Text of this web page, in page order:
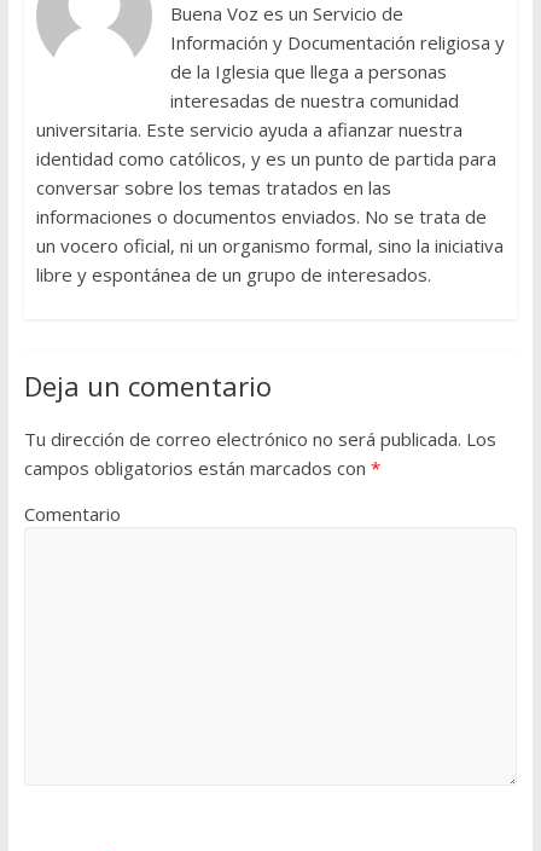
Buena Voz es un Servicio de
Información y Documentación religiosa y
de la Iglesia que llega a personas
interesadas de nuestra comunidad
universitaria. Este servicio ayuda a afianzar nuestra
identidad como católicos, y es un punto de partida para
conversar sobre los temas tratados en las
informaciones o documentos enviados. No se trata de
un vocero oficial, ni un organismo formal, sino la iniciativa
libre y espontánea de un grupo de interesados.
Deja un comentario
Tu dirección de correo electrónico no será publicada. Los
campos obligatorios están marcados con *
Comentario